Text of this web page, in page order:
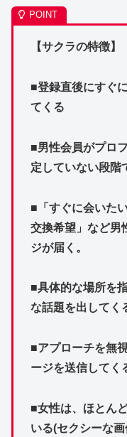
【サクラの特徴】
■登録直後にすぐ
てくる
■男性会員がプロ
定していない段階
■「すぐに会いた
交換希望」など男
ジが届く。
■具体的な場所を
な話題を出してく
■アプローチを無
ージを送信してく
■女性は、ほとん
いる(セクシーな